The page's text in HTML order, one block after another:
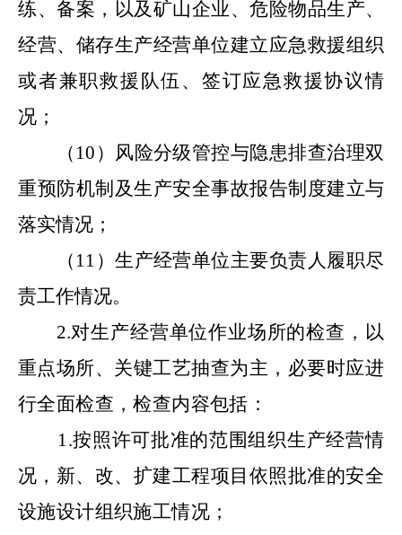
练、备案，以及矿山企业、危险物品生产、
经营、储存生产经营单位建立应急救援组织
或者兼职救援队伍、签订应急救援协议情
况；
（ 10 ）
风险分级管控与隐患排查治理双
重预防机制及生产安全事故报告制度建立与
落实情况；
（ 11 ）生产经营单位主要负责人履职尽
责工作情况。
2.对生产经营单位作业场所的检查， 以
重点场所、关键工艺抽查为主，必要时应进
行全面检查，检查内容包括：
1.按照许可批准的范围组织生产经营情
况，新、改、扩建工程项目依照批准的安全
设施设计组织施工情况；